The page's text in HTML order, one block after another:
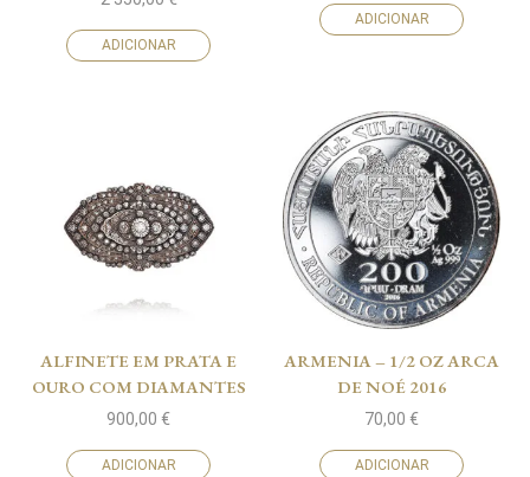
ADICIONAR
ADICIONAR
ALFINETE EM PRATA E
OURO COM DIAMANTES
900,00 €
ADICIONAR
ARMENIA – 1/2 OZ ARCA
DE NOÉ 2016
70,00 €
ADICIONAR